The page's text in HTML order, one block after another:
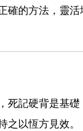
確的方法，靈
死記硬背是基
之以恆方見效。